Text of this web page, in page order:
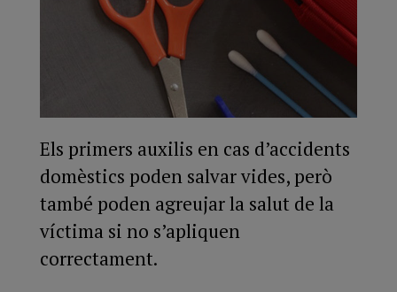
Els primers auxilis en cas d’accidents
domèstics poden salvar vides, però
també poden agreujar la salut de la
víctima si no s’apliquen
correctament.